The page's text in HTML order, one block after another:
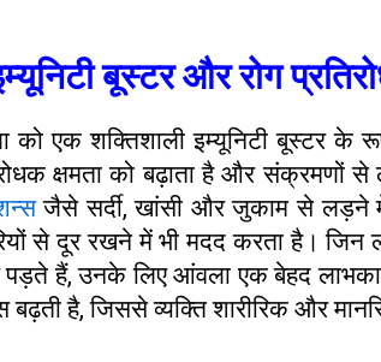
बूस्टर और रोग
को एक शक्तिशाली इम्यूनिटी बूस्टर के
क्षमता को बढ़ाता है और
जैसे सर्दी, खांसी और जुकाम से लड़ने
से दूर रखने में भी मदद करता है। जिन
पड़ते हैं, उनके लिए आंवला एक बेहद
है, जिससे व्यक्ति शारीरिक और